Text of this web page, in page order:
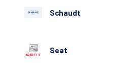
Schaudt
Seat